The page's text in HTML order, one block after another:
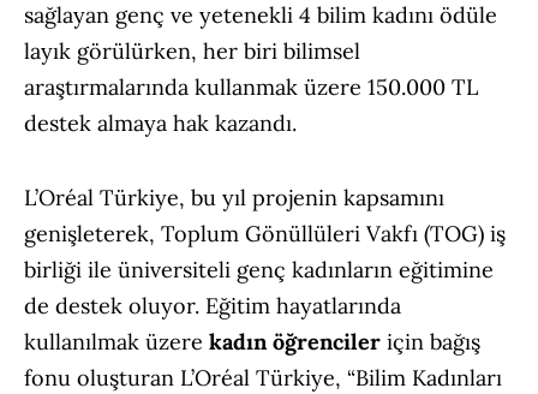
sağlayan genç ve yetenekli 4 bilim kadını ödüle
layık görülürken, her biri bilimsel
araştırmalarında kullanmak üzere 150.000 TL
destek almaya hak kazandı.
L’Oréal Türkiye, bu yıl projenin kapsamını
genişleterek, Toplum Gönüllüleri Vakfı (TOG) iş
birliği ile üniversiteli genç kadınların eğitimine
de destek oluyor. Eğitim hayatlarında
kullanılmak üzere kadın öğrenciler için bağış
fonu oluşturan L’Oréal Türkiye, “Bilim Kadınları